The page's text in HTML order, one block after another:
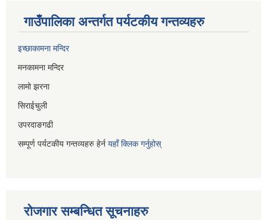
गाउँपालिका अन्तर्गत पर्यटकीय गन्तव्यहरु
इच्छाकामना मन्दिर
मनकामना मन्दिर
लामो झरना
सिराईचुली
उपरदाङगढी
सम्पूर्ण पर्यटकीय गन्तव्यहरु हेर्न यहाँ क्लिक गर्नुहोस्
रोजगार सम्बन्धित सूचनाहरु